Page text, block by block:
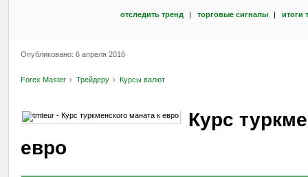
отследить тренд | торговые сигналы | итоги
Опубликовано: 6 апреля 2016
Forex Master Трейдеру Курсы валют
Курс
евро